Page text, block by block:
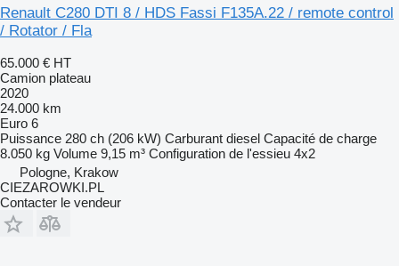
Renault C280 DTI 8 / HDS Fassi F135A.22 / remote control
/ Rotator / Fla
65.000 € HT
Camion plateau
2020
24.000 km
Euro 6
Puissance 280 ch (206 kW) Carburant diesel Capacité de charge
8.050 kg Volume 9,15 m³ Configuration de l'essieu 4x2
Pologne, Krakow
CIEZAROWKI.PL
Contacter le vendeur